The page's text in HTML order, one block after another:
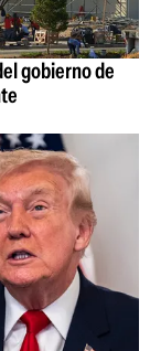
gobierno de